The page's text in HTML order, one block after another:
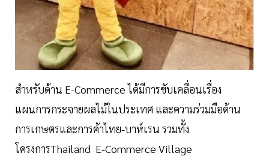
สำหรับด้าน E-Commerce ได้มีการขับเคลื่อนเรื่อง
แผนการกระจายผลไม้ในประเทศ และความร่วมมือด้าน
การเกษตรและการค้าไทย-บาห์เรน รวมทั้ง
โครงการThailand E-Commerce Village